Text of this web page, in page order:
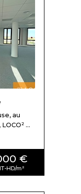
au
...
€